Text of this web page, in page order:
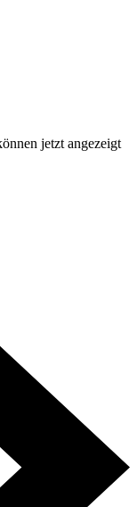
jetzt angezeigt